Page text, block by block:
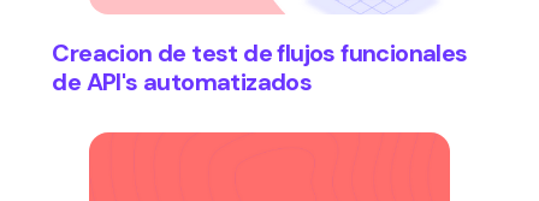
Creacion de test de flujos funcionales
de API's automatizados